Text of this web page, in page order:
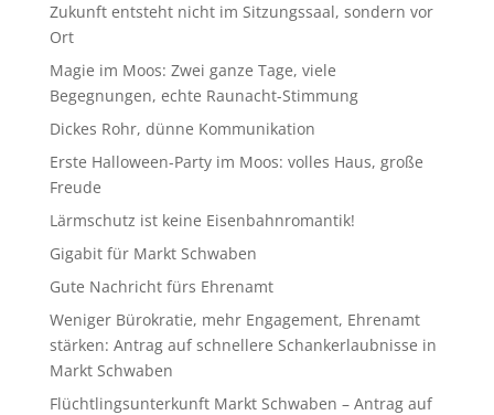
Zukunft entsteht nicht im Sitzungssaal, sondern vor
Ort
Magie im Moos: Zwei ganze Tage, viele
Begegnungen, echte Raunacht-Stimmung
Dickes Rohr, dünne Kommunikation
Erste Halloween-Party im Moos: volles Haus, große
Freude
Lärmschutz ist keine Eisenbahnromantik!
Gigabit für Markt Schwaben
Gute Nachricht fürs Ehrenamt
Weniger Bürokratie, mehr Engagement, Ehrenamt
stärken: Antrag auf schnellere Schankerlaubnisse in
Markt Schwaben
Flüchtlingsunterkunft Markt Schwaben – Antrag auf